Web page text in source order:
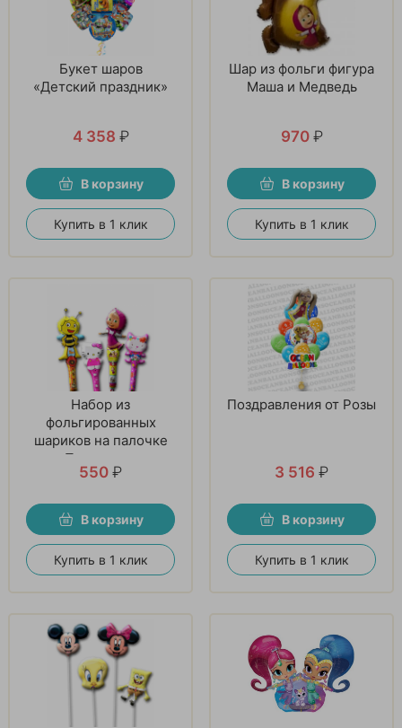
Букет шаров
«Детский праздник»
4 358 ₽
В корзину
Купить в 1 клик
Шар из фольги фигура
Маша и Медведь
970 ₽
В корзину
Купить в 1 клик
Набор из
фольгированных
шариков на палочке
«Прекрасное
настроение»
550 ₽
В корзину
Купить в 1 клик
Поздравления от Розы
3 516 ₽
В корзину
Купить в 1 клик